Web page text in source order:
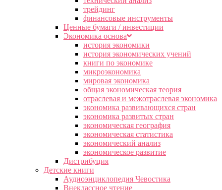
трейдинг
финансовые инструменты
Ценные бумаги / инвестиции
Экономика основа
история экономики
история экономических учений
книги по экономике
микроэкономика
мировая экономика
общая экономическая теория
отраслевая и межотраслевая экономика
экономика развивающихся стран
экономика развитых стран
экономическая география
экономическая статистика
экономический анализ
экономическое развитие
Дистрибуция
Детские книги
Аудиоэнциклопедия Чевостика
Внеклассное чтение